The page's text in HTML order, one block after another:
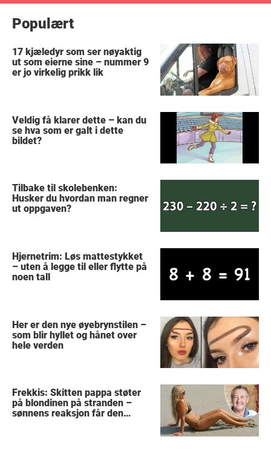
Populært
17 kjæledyr som ser nøyaktig
ut som eierne sine – nummer 9
er jo virkelig prikk lik
Veldig få klarer dette – kan du
se hva som er galt i dette
bildet?
Tilbake til skolebenken:
Husker du hvordan man regner
ut oppgaven?
Hjernetrim: Løs mattestykket
– uten å legge til eller flytte på
noen tall
Her er den nye øyebrynstilen –
som blir hyllet og hånet over
hele verden
Frekkis: Skitten pappa støter
på blondinen på stranden –
sønnens reaksjon får den